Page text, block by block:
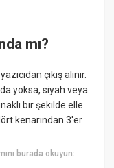
mı?
çıkış alınır.
yoksa, siyah veya
bir şekilde elle
kenarından 3'er
burada okuyun: